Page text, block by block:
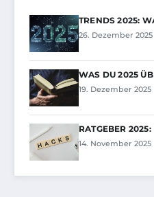
TRENDS 2025:
26. Dezember 2025
WAS DU 2025
19. Dezember 2025
RATGEBER
14. November 2025